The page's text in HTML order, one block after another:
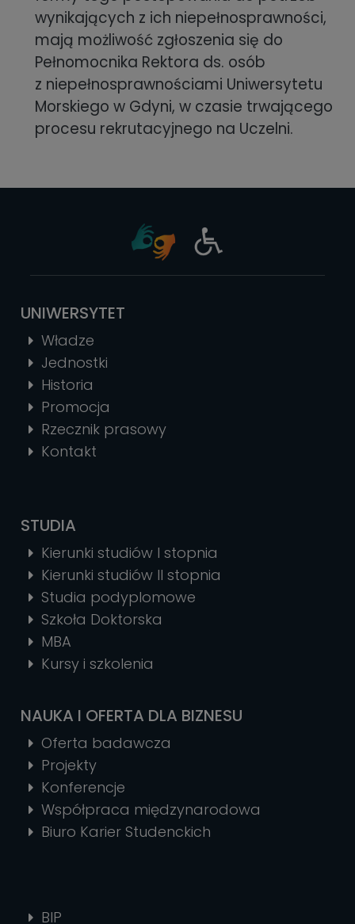
wynikających z ich niepełnosprawności,
mają możliwość zgłoszenia się do
Pełnomocnika Rektora ds. osób
z niepełnosprawnościami Uniwersytetu
Morskiego w Gdyni, w czasie trwającego
procesu rekrutacyjnego na Uczelni.
UNIWERSYTET
Władze
Jednostki
Historia
Promocja
Rzecznik prasowy
Kontakt
STUDIA
Kierunki studiów I stopnia
Kierunki studiów II stopnia
Studia podyplomowe
Szkoła Doktorska
MBA
Kursy i szkolenia
NAUKA I OFERTA DLA BIZNESU
Oferta badawcza
Projekty
Konferencje
Współpraca międzynarodowa
Biuro Karier Studenckich
BIP